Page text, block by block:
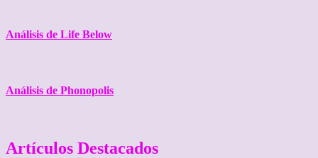
Análisis de Life Below
Análisis de Phonopolis
Artículos Destacados